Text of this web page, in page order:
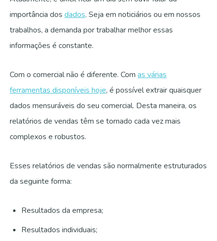
importância dos dados. Seja em noticiários ou em nossos
trabalhos, a demanda por trabalhar melhor essas
informações é constante.
Com o comercial não é diferente. Com as várias
ferramentas disponíveis hoje, é possível extrair quaisquer
dados mensuráveis do seu comercial. Desta maneira, os
relatórios de vendas têm se tornado cada vez mais
complexos e robustos.
Esses relatórios de vendas são normalmente estruturados
da seguinte forma:
Resultados da empresa;
Resultados individuais;